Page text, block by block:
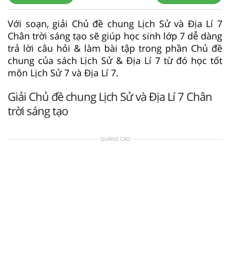
Với soạn, giải Chủ đề chung Lịch Sử và Địa Lí 7
Chân trời sáng tạo sẽ giúp học sinh lớp 7 dễ dàng
trả lời câu hỏi & làm bài tập trong phần Chủ đề
chung của sách Lịch Sử & Địa Lí 7 từ đó học tốt
môn Lịch Sử 7 và Địa Lí 7.
Giải Chủ đề chung Lịch Sử và Địa Lí 7 Chân
trời sáng tạo
QUẢNG CÁO